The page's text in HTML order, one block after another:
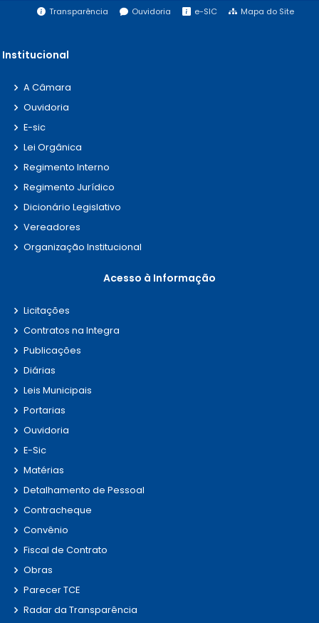
Transparência Ouvidoria e-SIC Mapa do Site
Institucional
A Câmara
Ouvidoria
E-sic
Lei Orgânica
Regimento Interno
Regimento Jurídico
Dicionário Legislativo
Vereadores
Organização Institucional
Acesso à Informação
Licitações
Contratos na Integra
Publicações
Diárias
Leis Municipais
Portarias
Ouvidoria
E-Sic
Matérias
Detalhamento de Pessoal
Contracheque
Convênio
Fiscal de Contrato
Obras
Parecer TCE
Radar da Transparência